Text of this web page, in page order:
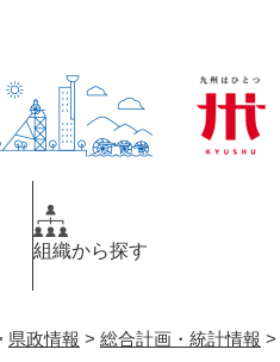
組織から探す
県政情報 > 総合計画・統計情報 >